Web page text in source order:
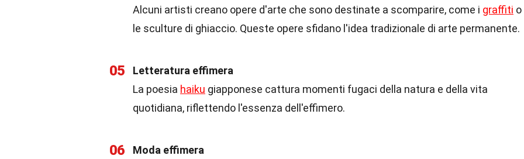
Alcuni artisti creano opere d'arte che sono destinate a scomparire, come i graffiti o
le sculture di ghiaccio. Queste opere sfidano l'idea tradizionale di arte permanente.
05
Letteratura effimera
La poesia haiku giapponese cattura momenti fugaci della natura e della vita
quotidiana, riflettendo l'essenza dell'effimero.
06
Moda effimera